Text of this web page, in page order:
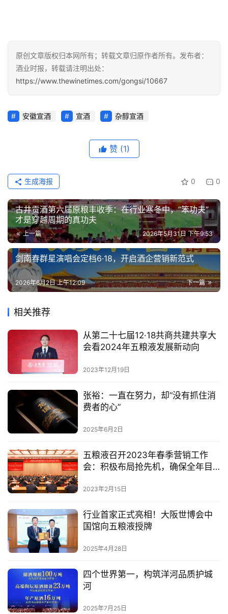
原创文章版权归本网所有；转载文章归原作者所有。发布者：
酒业时报，转载请注明出处：
https://www.thewinetimes.com/gongsi/10667
安徽宣酒 宣酒 杂醇宣酒
赞 (1)
0 0
生成海报
古井贡酒第六届原粮丰收季：在行业寒冬中，“笨功夫”
才是穿越周期的真功夫
上一篇 2026年5月31日 下午9:53
剑南春群星演唱会定档6·18，开启酒企营销新范式
下一篇
2026年6月2日 上午12:09
相关推荐
从第二十七届12·18共商共建共享大
会看2024年五粮液发展新动向
2023年12月19日
张裕：一直在努力，却“没有抓住消
费者的心”
2025年6月2日
五粮液召开2023年春季营销工作
会：积极布局抢先机，确保全年目
2023年2月15日
行业首家正式亮相！大阪世博会中
国馆向五粮液授牌
2025年4月28日
四个世界第一，构筑洋河品质护城
河
2025年7月25日